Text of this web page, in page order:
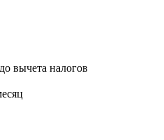
до вычета налогов